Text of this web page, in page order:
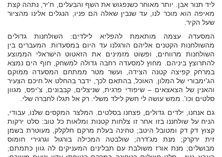
ליד תנור אבן. יותר מאוחר כשנפגוש את השף והבעלים, ח'יר, נתהה קצת
מאיפה הוא מוכר לנו, עד שנבין שאלה הם פניו, הנגלים אלינו מהציור
שעל הקיר.
המסעדה עצמה מותאמת להפליא לילדים: השולחנות גדולים
מהשולחנות הקטנים אליהם הורגלנו עד היום במסעדות. המעברים בין
השולחנות מרווחים, ופשוט מזמינים את הזאטוט הישראלי הממוצע
להתרוצץ ביניהם. מחוץ למסעדה רחבה גדולה למשחק, חוף הים נמצא
במרחק קפיצה קטנה הצידה, ועשר מטר ממתחם המסעדה ממוקם
הג'ימבורי של המלון. האוכל, בהתאם לכך, ידבר בהחלט אל חיכם הצעיר
והאנין של הצאצאים – שיפודי פרגית, שניצלים, קבבונים, צ'יפס, מגוון
סלטים וכו'. ממש עושה לי חשק לילד משלי. רק אל תגלו לחברה שלי.
גם אנחנו, ילדים גדולים, פצחנו בסלטים. המלצר המקסים שלנו, עבודי,
הניח על שולחננו בזו אחר זו צלחות קטנות ומלאות כל טוב: סלט ירקות
קצוץ דק דק ומטובל היטב; טחינה בעלת מרקם חלקלק, מעוטרת בשמן
זית ירקרק; מנת מג'דרה; שולבטה המכילה בורגול וגרגירי חומוס
מבושלים; מנת אורז משולבת עם תבלינים המעניקים לה גוון כתמתם;